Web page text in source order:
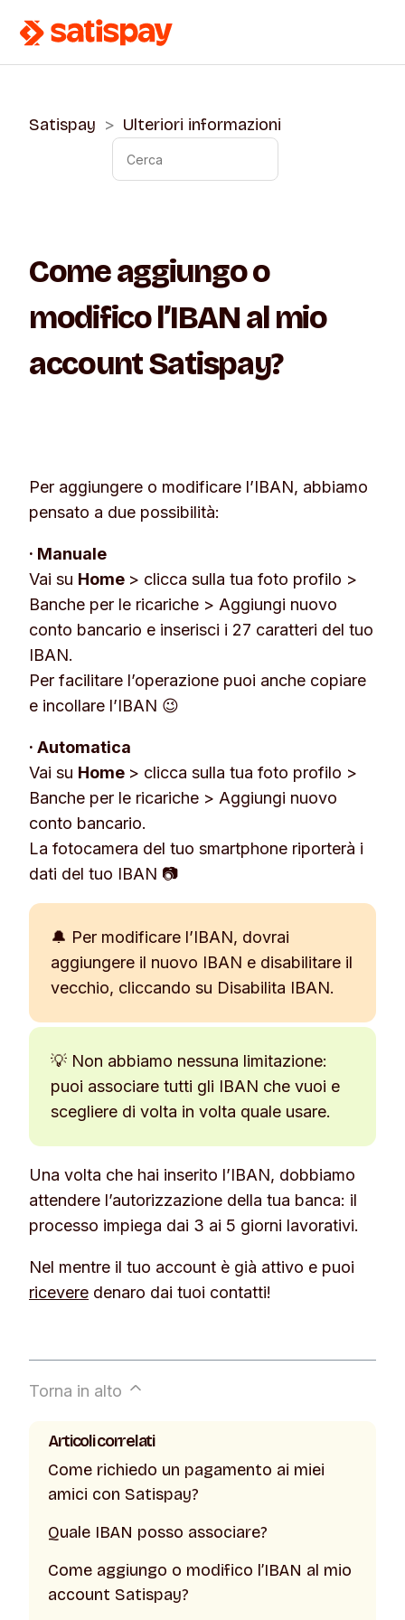
Satispay Ulteriori informazioni
Come aggiungo o
modifico l’IBAN al mio
account Satispay?
Per aggiungere o modificare l’IBAN, abbiamo
pensato a due possibilità:
· Manuale
Vai su Home > clicca sulla tua foto profilo >
Banche per le ricariche > Aggiungi nuovo
conto bancario e inserisci i 27 caratteri del tuo
IBAN.
Per facilitare l’operazione puoi anche copiare
e incollare l’IBAN 😉
· Automatica
Vai su Home > clicca sulla tua foto profilo >
Banche per le ricariche > Aggiungi nuovo
conto bancario.
La fotocamera del tuo smartphone riporterà i
dati del tuo IBAN 📷
🔔 Per modificare l’IBAN, dovrai
aggiungere il nuovo IBAN e disabilitare il
vecchio, cliccando su Disabilita IBAN.
💡 Non abbiamo nessuna limitazione:
puoi associare tutti gli IBAN che vuoi e
scegliere di volta in volta quale usare.
Una volta che hai inserito l’IBAN, dobbiamo
attendere l’autorizzazione della tua banca: il
processo impiega dai 3 ai 5 giorni lavorativi.
Nel mentre il tuo account è già attivo e puoi
ricevere denaro dai tuoi contatti!
Torna in alto
Articoli correlati
Come richiedo un pagamento ai miei
amici con Satispay?
Quale IBAN posso associare?
Come aggiungo o modifico l’IBAN al mio
account Satispay?